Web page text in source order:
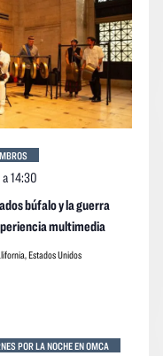
búfalo y la guerra
multimedia
a14:30
Estados Unidos
POR LA NOCHE EN OMCA